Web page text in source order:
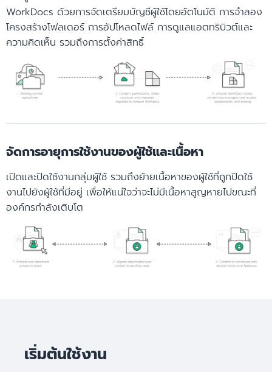
WorkDocs ด้วยการจัดเตรียมบัญชีผู้ใช้โดยอัตโนมัติ การจำลอง
โครงสร้างโฟลเดอร์ การอัปโหลดไฟล์ การดูแลแอตทริบิวต์และ
ความคิดเห็น รวมถึงการตั้งค่าสิทธิ์
จัดการอายุการใช้งานของผู้ใช้และเนื้อหา
เปิดและปิดใช้งานกลุ่มผู้ใช้ รวมถึงย้ายเนื้อหาของผู้ใช้ที่ถูกปิดใช้
งานไปยังผู้ใช้ที่มีอยู่ เพื่อให้แน่ใจว่าจะไม่มีเนื้อหาสูญหายไปขณะที่
องค์กรกำลังเติบโต
เริ่มต้นใช้งาน